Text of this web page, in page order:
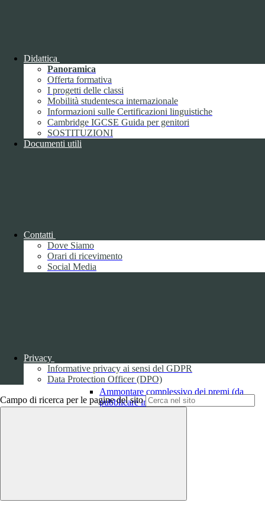
Didattica
Panoramica
Offerta formativa
I progetti delle classi
Mobilità studentesca internazionale
Informazioni sulle Certificazioni linguistiche
Cambridge IGCSE Guida per genitori
SOSTITUZIONI
Documenti utili
Contatti
Dove Siamo
Orari di ricevimento
Social Media
Privacy
Informative privacy ai sensi del GDPR
Data Protection Officer (DPO)
Campo di ricerca per le pagine del sito
Ammontare complessivo dei premi (da
pubblicare in tabelle) 1